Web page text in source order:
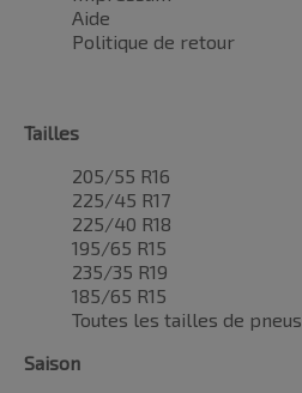
Aide
Politique de retour
Tailles
205/55 R16
225/45 R17
225/40 R18
195/65 R15
235/35 R19
185/65 R15
Toutes les tailles de pneus
Saison